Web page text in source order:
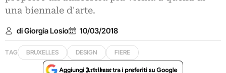
una biennale d'arte.
di Giorgia Losio 10/03/2018
TAG BRUXELLES DESIGN FIERE